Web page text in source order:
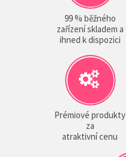
99 % běžného
zařízení skladem a
ihned k dispozici
Prémiové produkty
za
atraktivní cenu